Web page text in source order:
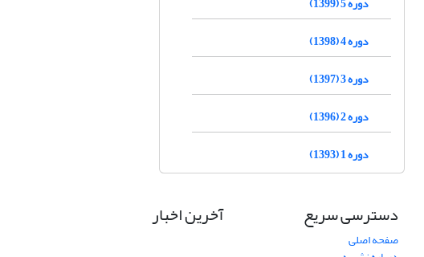
دوره 4 (1398)
دوره 3 (1397)
دوره 2 (1396)
دوره 1 (1393)
دسترسی سریع
صفحه اصلی
آخرین اخبار